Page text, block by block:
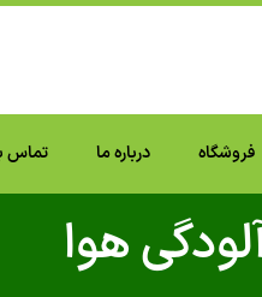
فروشگاه درباره ما تماس
هوا